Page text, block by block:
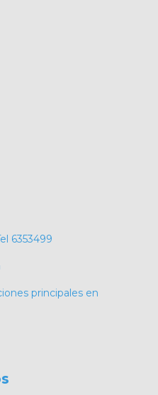
6353499
principales en